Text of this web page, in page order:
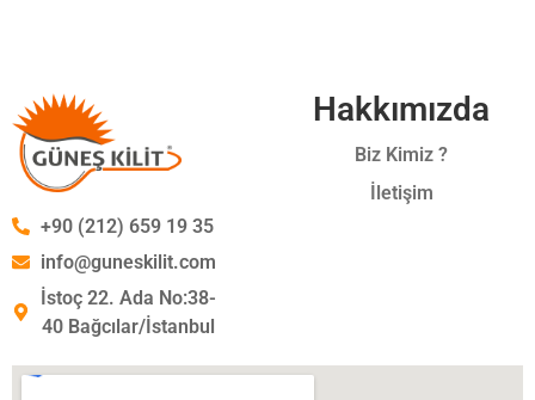
+90 (212) 659 19 35
info@guneskilit.com
İstoç 22. Ada No:38-
40 Bağcılar/İstanbul
Hakkımızda
Biz Kimiz ?
İletişim